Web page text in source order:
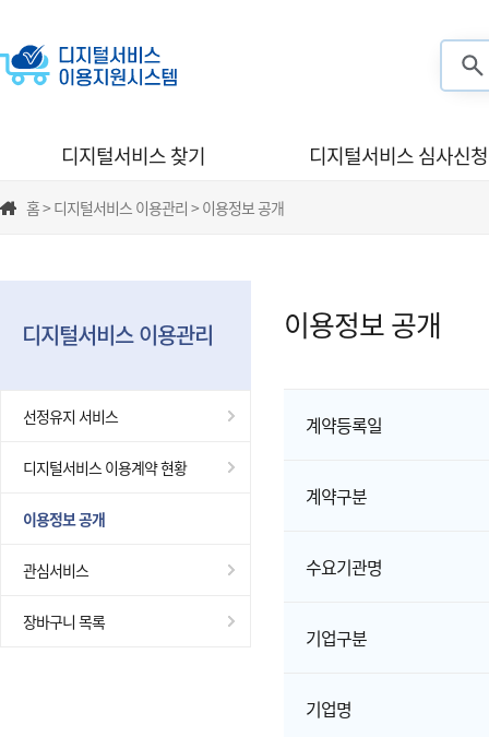
디지털서비스 찾기 디지털서비스 심사신청
홈 > 디지털서비스 이용관리 > 이용정보 공개
디지털서비스 이용관리
선정유지 서비스
디지털서비스 이용계약 현황
이용정보 공개
관심서비스
장바구니 목록
이용정보 공개
계약등록일
계약구분
수요기관명
기업구분
기업명